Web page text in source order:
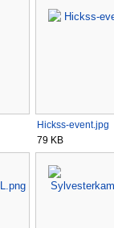
Hickss-event.jpg
79 KB